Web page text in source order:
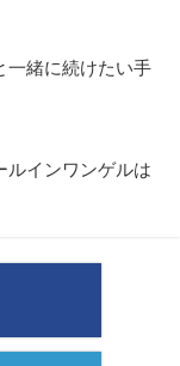
一緒に続けたい手
ルインワンゲルは